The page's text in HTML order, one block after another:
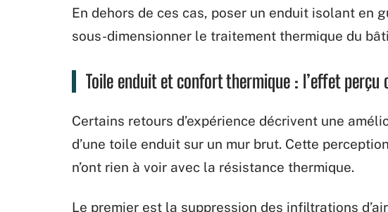
En dehors de ces cas, poser un enduit isolant en
sous-dimensionner le traitement thermique du
Toile enduit et confort thermique : l’effet perçu
Certains retours d’expérience décrivent une
d’une toile enduit sur un mur brut. Cette
n’ont rien à voir avec la résistance thermique.
Le premier est la suppression des infiltrations